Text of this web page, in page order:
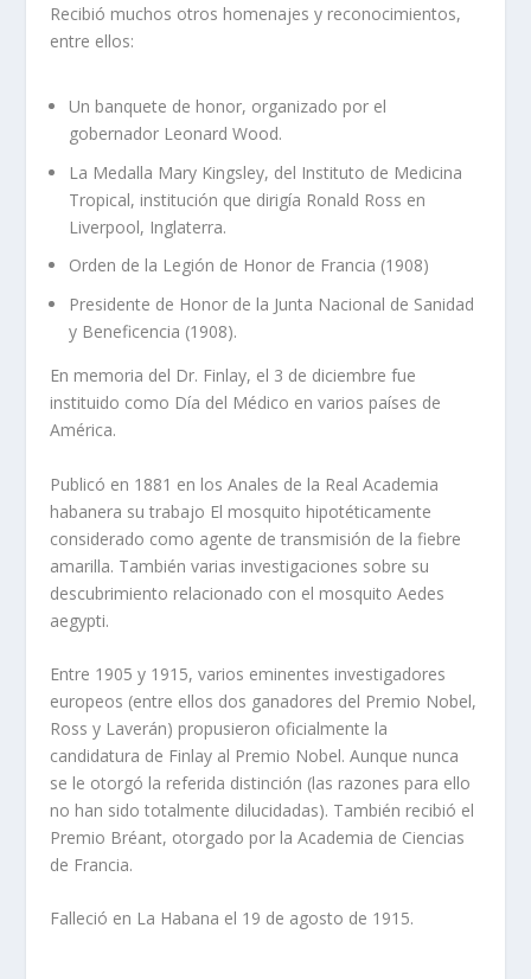
Recibió muchos otros homenajes y reconocimientos,
entre ellos:
Un banquete de honor, organizado por el
gobernador Leonard Wood.
La Medalla Mary Kingsley, del Instituto de Medicina
Tropical, institución que dirigía Ronald Ross en
Liverpool, Inglaterra.
Orden de la Legión de Honor de Francia (1908)
Presidente de Honor de la Junta Nacional de Sanidad
y Beneficencia (1908).
En memoria del Dr. Finlay, el 3 de diciembre fue
instituido como Día del Médico en varios países de
América.
Publicó en 1881 en los Anales de la Real Academia
habanera su trabajo El mosquito hipotéticamente
considerado como agente de transmisión de la fiebre
amarilla. También varias investigaciones sobre su
descubrimiento relacionado con el mosquito Aedes
aegypti.
Entre 1905 y 1915, varios eminentes investigadores
europeos (entre ellos dos ganadores del Premio Nobel,
Ross y Laverán) propusieron oficialmente la
candidatura de Finlay al Premio Nobel. Aunque nunca
se le otorgó la referida distinción (las razones para ello
no han sido totalmente dilucidadas). También recibió el
Premio Bréant, otorgado por la Academia de Ciencias
de Francia.
Falleció en La Habana el 19 de agosto de 1915.